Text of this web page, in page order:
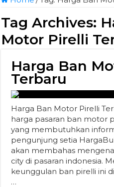
Tag Archives:
Motor Pirelli
Harga Ban
Terbaru
Harga Ban Motor Pirelli
harga pasaran ban motor
yang membutuhkan
pengunjung setia
akan membahas
city di pasaran indonesia.
keunggulan ban pirelli ini
…